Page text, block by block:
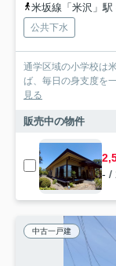
米坂線「米沢」駅
公共下水
通学区域の小学校は
ば、毎日の身支度を
見る
販売中の物件
- /
中古一戸建